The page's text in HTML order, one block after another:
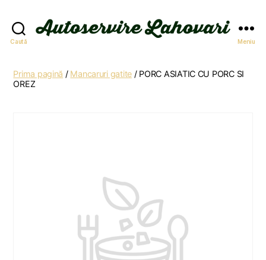
Caută Meniu
Prima pagină / Mancaruri gatite / PORC ASIATIC CU PORC SI
OREZ